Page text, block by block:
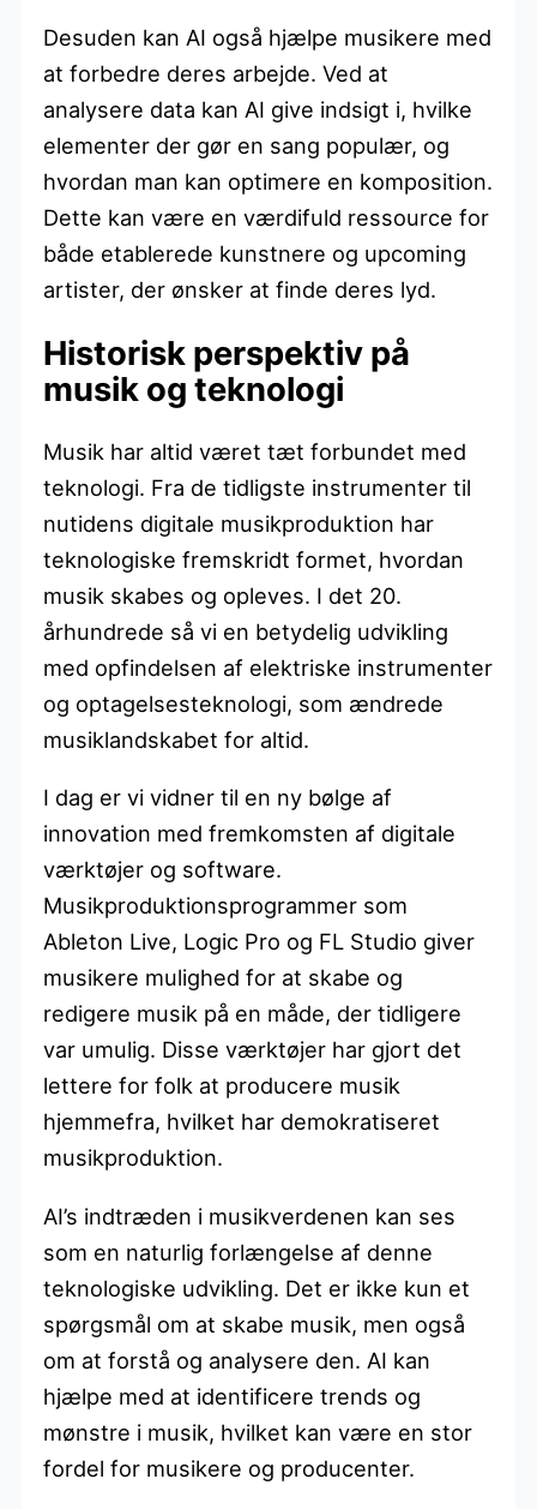
Desuden kan AI også hjælpe musikere med
at forbedre deres arbejde. Ved at
analysere data kan AI give indsigt i, hvilke
elementer der gør en sang populær, og
hvordan man kan optimere en komposition.
Dette kan være en værdifuld ressource for
både etablerede kunstnere og upcoming
artister, der ønsker at finde deres lyd.
Historisk perspektiv på
musik og teknologi
Musik har altid været tæt forbundet med
teknologi. Fra de tidligste instrumenter til
nutidens digitale musikproduktion har
teknologiske fremskridt formet, hvordan
musik skabes og opleves. I det 20.
århundrede så vi en betydelig udvikling
med opfindelsen af elektriske instrumenter
og optagelsesteknologi, som ændrede
musiklandskabet for altid.
I dag er vi vidner til en ny bølge af
innovation med fremkomsten af digitale
værktøjer og software.
Musikproduktionsprogrammer som
Ableton Live, Logic Pro og FL Studio giver
musikere mulighed for at skabe og
redigere musik på en måde, der tidligere
var umulig. Disse værktøjer har gjort det
lettere for folk at producere musik
hjemmefra, hvilket har demokratiseret
musikproduktion.
AI’s indtræden i musikverdenen kan ses
som en naturlig forlængelse af denne
teknologiske udvikling. Det er ikke kun et
spørgsmål om at skabe musik, men også
om at forstå og analysere den. AI kan
hjælpe med at identificere trends og
mønstre i musik, hvilket kan være en stor
fordel for musikere og producenter.